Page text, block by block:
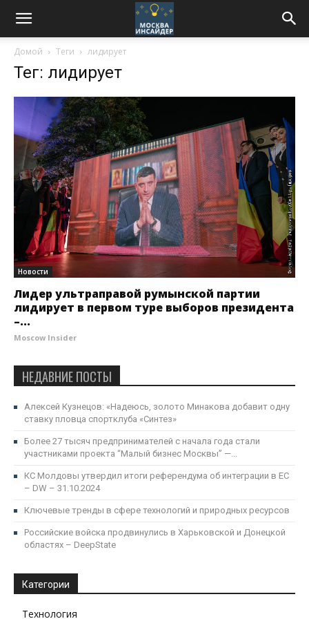
Домой Теги лидирует
Тег: лидирует
Новости
Лидер ультраправой румынской партии
лидирует в первом туре выборов президента
–...
Moscow Insider
НЕДАВНИЕ ПОСТЫ
Алексей Кузнецов: «Надеюсь, золото Минакова добавит одну
ставку пловца спортклуба «Синтез»
Более 27 тысяч предпринимателей с начала года стали
участниками проекта “Малый бизнес Москвы” —...
КС Молдовы утвердил итоги референдума об интеграции в ЕС
– DW – 31.10.2024
Ключевые тренды в сфере технологий и природных ресурсов
Российские войска продвинулись в Харьковской и Донецкой
областях – DeepState
Категории
Технология